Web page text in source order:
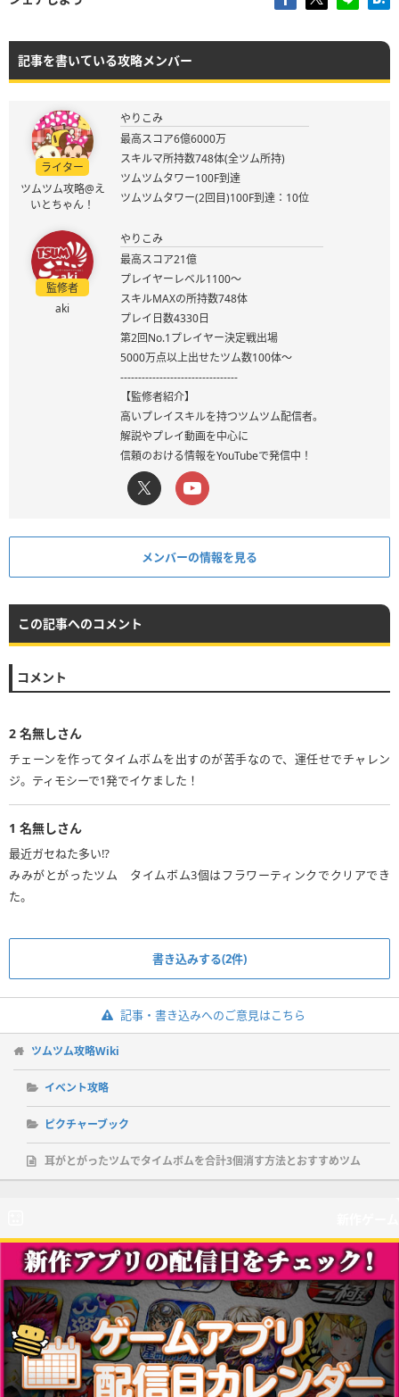
記事を書いている攻略メンバー
ライター
ツムツム攻略@え
いとちゃん！
やりこみ
最高スコア6億6000万
スキルマ所持数748体(全ツム所持)
ツムツムタワー100F到達
ツムツムタワー(2回目)100F到達：10位
監修者
aki
やりこみ
最高スコア21億
プレイヤーレベル1100～
スキルMAXの所持数748体
プレイ日数4330日
第2回No.1プレイヤー決定戦出場
5000万点以上出せたツム数100体～
---------------------------------
【監修者紹介】
高いプレイスキルを持つツムツム配信者。
解説やプレイ動画を中心に
信頼のおける情報をYouTubeで発信中！
メンバーの情報を見る
この記事へのコメント
コメント
2 名無しさん
チェーンを作ってタイムボムを出すのが苦手なので、運任せでチャレン
ジ。ティモシーで1発でイケました！
1 名無しさん
最近ガセねた多い⁉️
みみがとがったツム タイムボム3個はフラワーティンクでクリアでき
た。
書き込みする(2件)
記事・書き込みへのご意見はこちら
ツムツム攻略Wiki
イベント攻略
ピクチャーブック
耳がとがったツムでタイムボムを合計3個消す方法とおすすめツム